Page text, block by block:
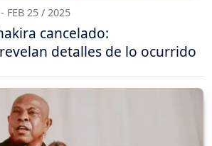
25 / 2025
cancelado:
detalles de lo ocurrido